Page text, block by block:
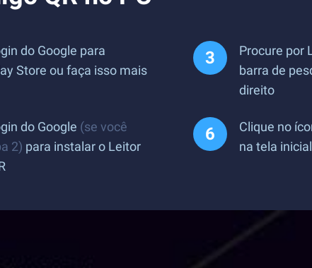
do Google para
Store ou faça isso mais
Procure por
barra de
direito
do Google (se você
2) para instalar o Leitor
Clique no
na tela